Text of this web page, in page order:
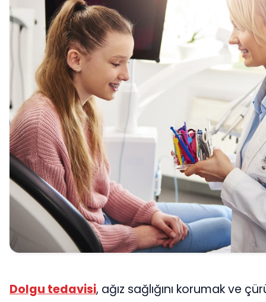
Dolgu tedavisi, ağız sağlığını korumak ve